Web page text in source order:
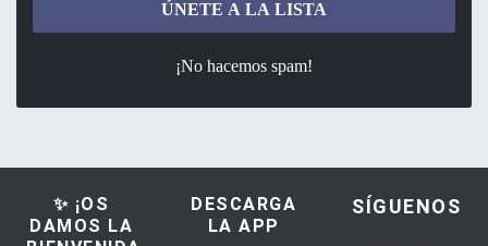
¡No hacemos spam!
✨ ¡OS
DAMOS LA
DESCARGA
LA APP
SÍGUENOS